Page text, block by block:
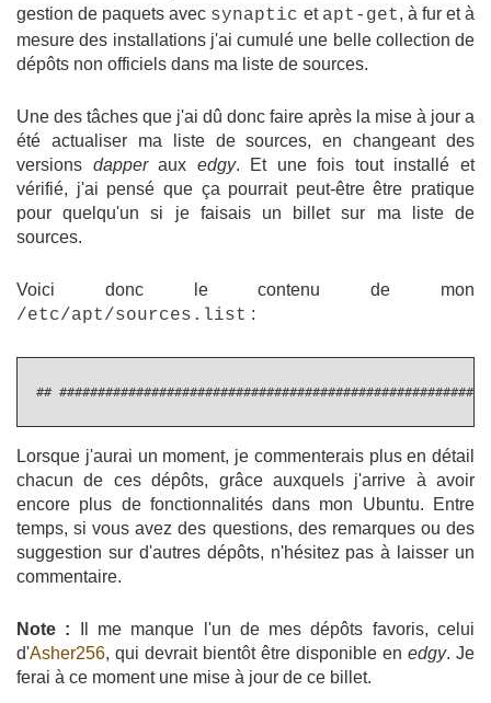
gestion de paquets avec synaptic et apt-get, à fur et à
mesure des installations j'ai cumulé une belle collection de
dépôts non officiels dans ma liste de sources.
Une des tâches que j'ai dû donc faire après la mise à jour a
été actualiser ma liste de sources, en changeant des
versions dapperaux edgy. Et une fois tout installé et
vérifié, j'ai pensé que ça pourrait peut-être être pratique
pour quelqu'un si je faisais un billet sur ma liste de
sources.
Voici donc le contenu de mon
/etc/apt/sources.list :
##
Lorsque j'aurai un moment, je commenterais plus en détail
chacun de ces dépôts, grâce auxquels j'arrive à avoir
encore plus de fonctionnalités dans mon Ubuntu. Entre
temps, si vous avez des questions, des remarques ou des
suggestion sur d'autres dépôts, n'hésitez pas à laisser un
commentaire.
Note : Il me manque l'un de mes dépôts favoris, celui
d'Asher256, qui devrait bientôt être disponible en edgy. Je
ferai à ce moment une mise à jour de ce billet.